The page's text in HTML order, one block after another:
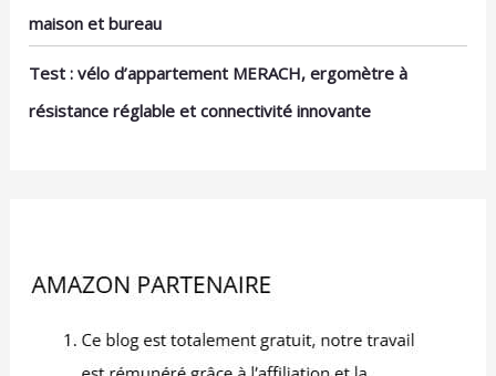
maison et bureau
Test : vélo d’appartement MERACH, ergomètre à
résistance réglable et connectivité innovante